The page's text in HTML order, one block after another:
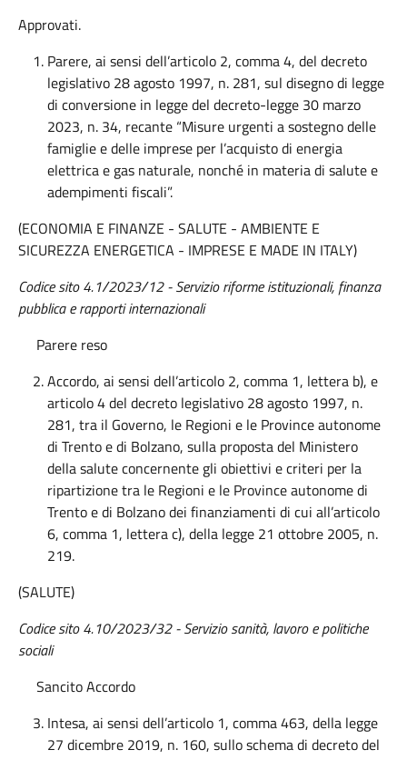
Approvati.
Parere, ai sensi dell’articolo 2, comma 4, del decreto
legislativo 28 agosto 1997, n. 281, sul disegno di legge
di conversione in legge del decreto-legge 30 marzo
2023, n. 34, recante “Misure urgenti a sostegno delle
famiglie e delle imprese per l’acquisto di energia
elettrica e gas naturale, nonché in materia di salute e
adempimenti fiscali”.
(ECONOMIA E FINANZE - SALUTE - AMBIENTE E
SICUREZZA ENERGETICA - IMPRESE E MADE IN ITALY)
Codice sito 4.1/2023/12 - Servizio riforme istituzionali, finanza
pubblica e rapporti internazionali
Parere reso
Accordo, ai sensi dell’articolo 2, comma 1, lettera b), e
articolo 4 del decreto legislativo 28 agosto 1997, n.
281, tra il Governo, le Regioni e le Province autonome
di Trento e di Bolzano, sulla proposta del Ministero
della salute concernente gli obiettivi e criteri per la
ripartizione tra le Regioni e le Province autonome di
Trento e di Bolzano dei finanziamenti di cui all’articolo
6, comma 1, lettera c), della legge 21 ottobre 2005, n.
219.
(SALUTE)
Codice sito 4.10/2023/32 - Servizio sanità, lavoro e politiche
sociali
Sancito Accordo
Intesa, ai sensi dell’articolo 1, comma 463, della legge
27 dicembre 2019, n. 160, sullo schema di decreto del